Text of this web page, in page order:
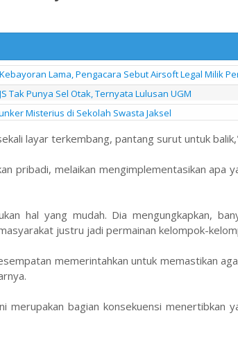
Lama, Pengacara Sebut Airsoft Legal Milik
Tak Punya Sel Otak, Ternyata Lulusan UGM
Misterius di Sekolah Swasta Jaksel
layar terkembang, pantang surut untuk
pribadi, melaikan mengimplementasikan apa
hal yang mudah. Dia mengungkapkan,
justru jadi permainan kelompok-
memerintahkan untuk memastikan
merupakan bagian konsekuensi menertibkan